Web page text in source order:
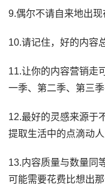
9.偶尔不请自来地出现
10.请记住，好的内容
11.让你的内容营销走
一季、第二季、第三
12.最好的灵感来源于
提取生活中的点滴动人
13.内容质量与数量同
可能需要花费比想出